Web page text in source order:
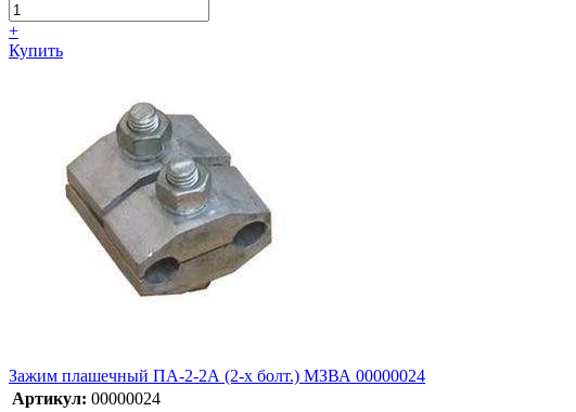
+
Купить
Зажим плашечный ПА-2-2А (2-х болт.) МЗВА 00000024
Артикул: 00000024